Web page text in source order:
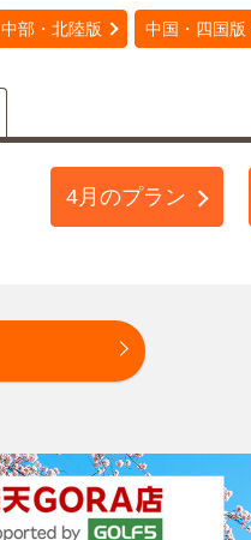
中国・四国版
中部・北陸版
4月のプラン